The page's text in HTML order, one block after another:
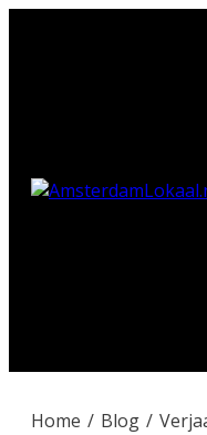
Home / Blog /